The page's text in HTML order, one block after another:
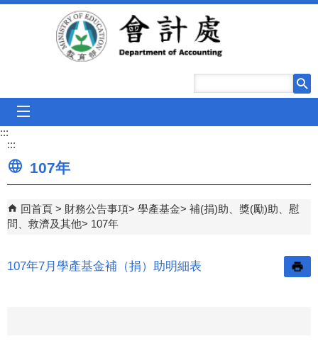
跳到主要內容區塊
:::
:::
107年
回首頁 財務公告事項 學產基金
補(捐)助、獎(勵)助、慰
問、救濟及其他
107年
107年7月學產基金補（捐）助明細表